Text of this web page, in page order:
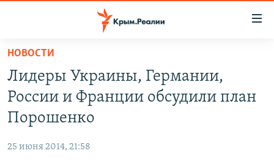
Вернуться
основному
содержанию
Вернутся
главной
СПЕЦПРОЕКТЫ
11 ЛЕТ ОККУПАЦИИ КРЫМА. 11 ИСТОРИЙ СОПРОТИВЛЕНИЯ
ВОДА
ЕЩЕ
НОВОСТИ
Лидеры Украины, Германии,
России и Франции обсудили план
Порошенко
25 июня 2014, 21:58